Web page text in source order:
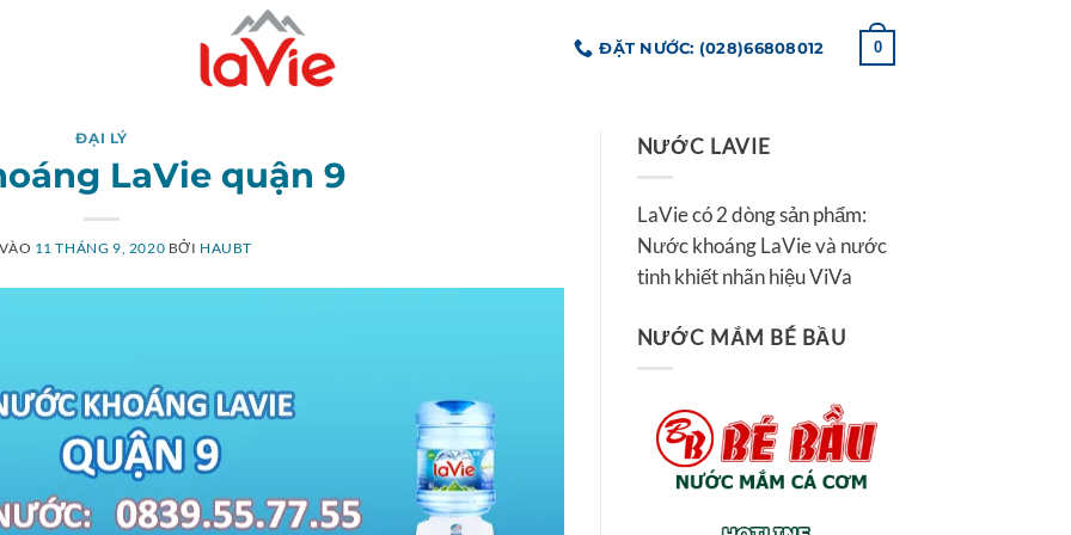
ĐẶT NƯỚC: (028)66808012 0
ĐẠI LÝ
LaVie quận 9
11 THÁNG 9, 2020 BỞI HAUBT
NƯỚC LAVIE
LaVie có 2 dòng sản phẩm:
Nước khoáng LaVie và nước
tinh khiết nhãn hiệu ViVa
NƯỚC MẮM BÉ BẦU